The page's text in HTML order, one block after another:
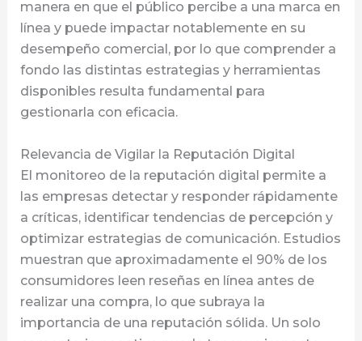
manera en que el público percibe a una marca en
línea y puede impactar notablemente en su
desempeño comercial, por lo que comprender a
fondo las distintas estrategias y herramientas
disponibles resulta fundamental para
gestionarla con eficacia.
Relevancia de Vigilar la Reputación Digital
El monitoreo de la reputación digital permite a
las empresas detectar y responder rápidamente
a críticas, identificar tendencias de percepción y
optimizar estrategias de comunicación. Estudios
muestran que aproximadamente el 90% de los
consumidores leen reseñas en línea antes de
realizar una compra, lo que subraya la
importancia de una reputación sólida. Un solo